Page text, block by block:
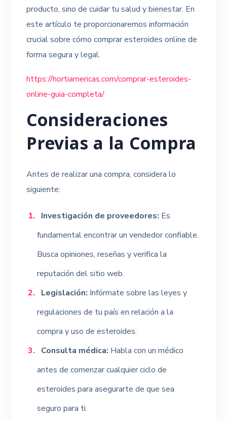
producto, sino de cuidar tu salud y bienestar. En
este artículo te proporcionaremos información
crucial sobre cómo comprar esteroides online de
forma segura y legal.
https://hortiamericas.com/comprar-esteroides-
online-guia-completa/
Consideraciones
Previas a la Compra
Antes de realizar una compra, considera lo
siguiente:
Investigación de proveedores: Es
fundamental encontrar un vendedor confiable.
Busca opiniones, reseñas y verifica la
reputación del sitio web.
Legislación: Infórmate sobre las leyes y
regulaciones de tu país en relación a la
compra y uso de esteroides.
Consulta médica: Habla con un médico
antes de comenzar cualquier ciclo de
esteroides para asegurarte de que sea
seguro para ti.